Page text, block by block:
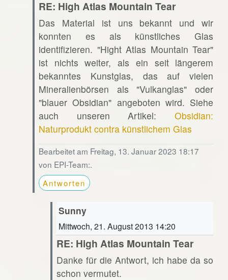
RE: High Atlas Mountain Tear
Das Material ist uns bekannt und wir
konnten es als künstliches Glas
identifizieren. "Hight Atlas Mountain Tear"
ist nichts weiter, als ein seit längerem
bekanntes Kunstglas, das auf vielen
Mineralienbörsen als "Vulkanglas" oder
"blauer Obsidian" angeboten wird. Siehe
auch unseren Artikel:Obsidian:
Naturprodukt contra künstlichem Glas
Bearbeitet am Freitag, 13. Januar 2023 18:17
von EPI-Team:.
Antworten
Sunny
Mittwoch, 21. August 2013 14:20
RE: High Atlas Mountain Tear
Danke für die Antwort, ich habe da so
schon vermutet.